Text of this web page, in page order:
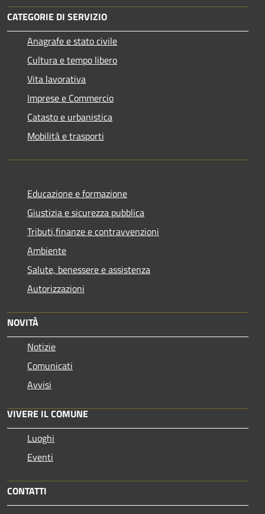
CATEGORIE DI SERVIZIO
Anagrafe e stato civile
Cultura e tempo libero
Vita lavorativa
Imprese e Commercio
Catasto e urbanistica
Mobilità e trasporti
Educazione e formazione
Giustizia e sicurezza pubblica
Tributi,finanze e contravvenzioni
Ambiente
Salute, benessere e assistenza
Autorizzazioni
NOVITÀ
Notizie
Comunicati
Avvisi
VIVERE IL COMUNE
Luoghi
Eventi
CONTATTI